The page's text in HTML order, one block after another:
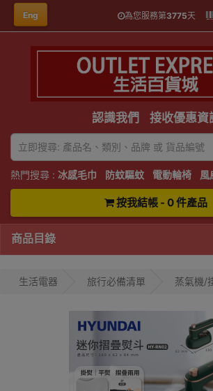
Eng 為您服務第3775天
認識我們 接收優惠資
熱門搜尋 : 冰感毛巾 防蚊驅蚊 電動輪椅 風
按我結帳 - 0 件產品
商品目錄
生活電器 旅行必備清單 蒸氣機/